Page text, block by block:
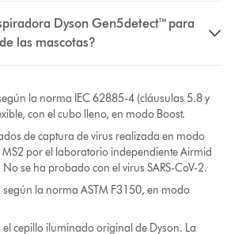
Dyson Gen5detect™ para
las mascotas?
la norma IEC 62885-4 (cláusulas 5.8 y
con el cubo lleno, en modo Boost.
de captura de virus realizada en modo
MS2 por el laboratorio independiente Airmid
se ha probado con el virus SARS-CoV-2.
según la norma ASTM F3150, en modo
cepillo iluminado original de Dyson. La